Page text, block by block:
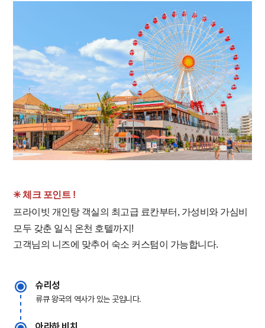
✳︎ 체크 포인트 !
프라이빗 개인탕 객실의 최고급 료칸부터, 가성비와 가심비
모두 갖춘 일식 온천 호텔까지!
고객님의 니즈에 맞추어 숙소 커스텀이 가능합니다.
슈리성
류큐 왕국의 역사가 있는 곳입니다.